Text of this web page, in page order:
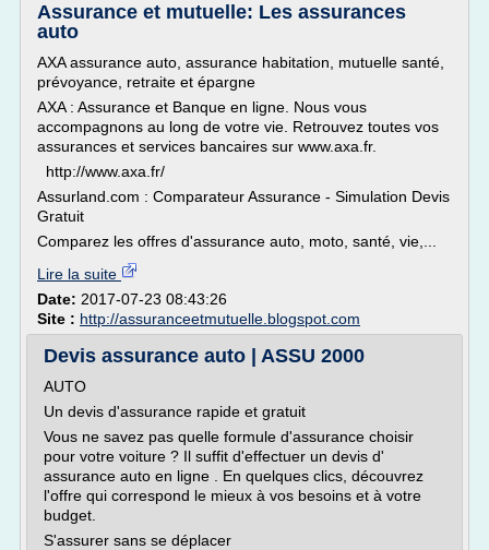
Assurance et mutuelle: Les assurances
auto
AXA assurance auto, assurance habitation, mutuelle santé,
prévoyance, retraite et épargne
AXA : Assurance et Banque en ligne. Nous vous
accompagnons au long de votre vie. Retrouvez toutes vos
assurances et services bancaires sur www.axa.fr.
http://www.axa.fr/
Assurland.com : Comparateur Assurance - Simulation Devis
Gratuit
Comparez les offres d'assurance auto, moto, santé, vie,...
Lire la suite
Date: 2017-07-23 08:43:26
Site : http://assuranceetmutuelle.blogspot.com
Devis assurance auto | ASSU 2000
AUTO
Un devis d'assurance rapide et gratuit
Vous ne savez pas quelle formule d'assurance choisir
pour votre voiture ? Il suffit d'effectuer un devis d'
assurance auto en ligne . En quelques clics, découvrez
l'offre qui correspond le mieux à vos besoins et à votre
budget.
S'assurer sans se déplacer